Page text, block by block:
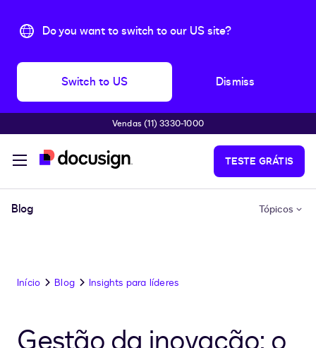
Do you want to switch to our US site?
Switch to US Dismiss
Pular para o conteúdo principal
Vendas (11) 3330-1000
TESTE GRÁTIS
Blog Tópicos
Início Blog Insights para líderes